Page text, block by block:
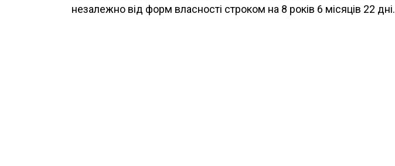
незалежно від форм власності строком на 8 років 6 місяців 22 дні.